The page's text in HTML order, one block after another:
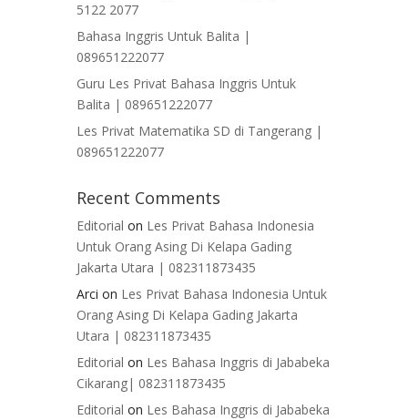
5122 2077
Bahasa Inggris Untuk Balita |
089651222077
Guru Les Privat Bahasa Inggris Untuk
Balita | 089651222077
Les Privat Matematika SD di Tangerang |
089651222077
Recent Comments
Editorial on Les Privat Bahasa Indonesia
Untuk Orang Asing Di Kelapa Gading
Jakarta Utara | 082311873435
Arci on Les Privat Bahasa Indonesia Untuk
Orang Asing Di Kelapa Gading Jakarta
Utara | 082311873435
Editorial on Les Bahasa Inggris di Jababeka
Cikarang| 082311873435
Editorial on Les Bahasa Inggris di Jababeka